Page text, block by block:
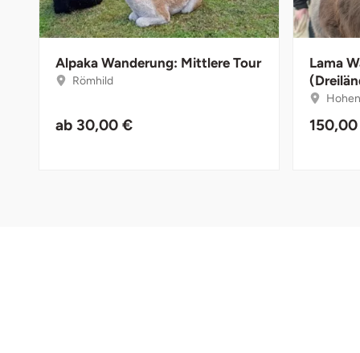
Alpaka Wanderung: Mittlere Tour
Römhild
ab 30,00 €
Lama
Deggendorf
Dessau
sächsische Schweiz